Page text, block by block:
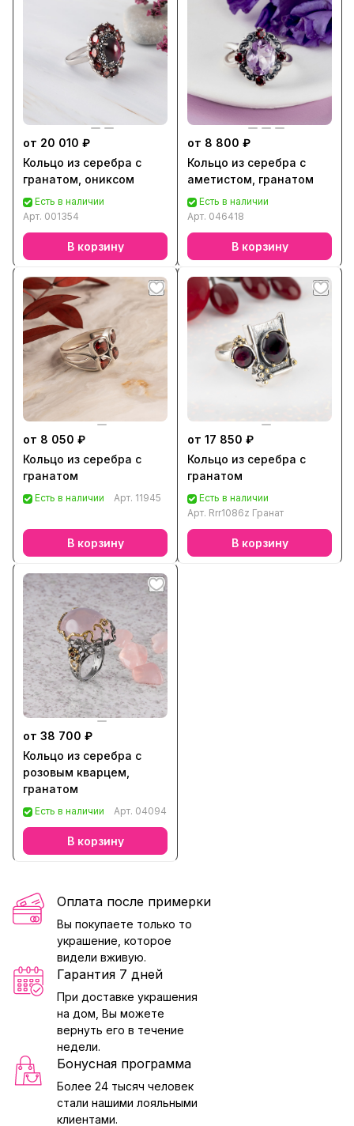
от 20 010 ₽
Кольцо из серебра с
гранатом, ониксом
Есть в наличии
Арт. 001354
В корзину
от 8 800 ₽
Кольцо из серебра с
аметистом, гранатом
Есть в наличии
Арт. 046418
В корзину
от 8 050 ₽
Кольцо из серебра с
гранатом
Есть в наличии Арт. 11945
В корзину
от 17 850 ₽
Кольцо из серебра с
гранатом
Есть в наличии
Арт. Rrr1086z Гранат
В корзину
от 38 700 ₽
Кольцо из серебра с
розовым кварцем,
гранатом
Есть в наличии Арт. 04094
В корзину
Оплата после примерки
Вы покупаете только то
украшение, которое
видели вживую.
Гарантия 7 дней
При доставке украшения
на дом, Вы можете
вернуть его в течение
недели.
Бонусная программа
Более 24 тысяч человек
стали нашими лояльными
клиентами.